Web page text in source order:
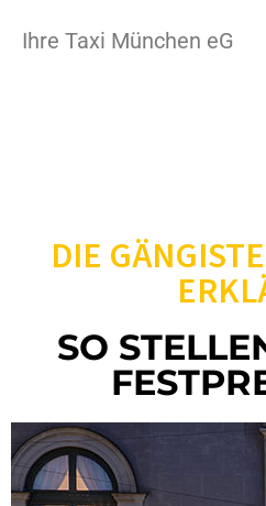
Ihre Taxi München eG
DIE
SO